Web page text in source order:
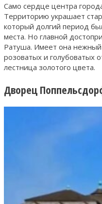
Само сердце центра
Территорию украшает
который долгий период
места. Но главной
Ратуша. Имеет она
розоватых и голубоватых
лестница золотого цвета.
Дворец